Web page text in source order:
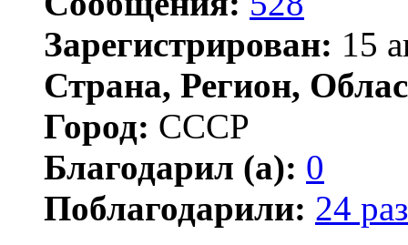
Зарегистрирован: 15
Страна, Регион,
Город: СССР
Благодарил (а): 0
Поблагодарили: 24